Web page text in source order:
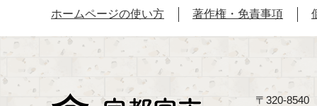
ホームページの使い方 著作権・免責事項
〒320-8540